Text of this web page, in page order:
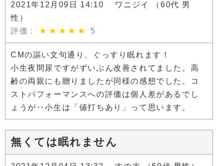
2021年12月09日 14:10 ワニジイ （60代 男
性）
評価：
5
CMの謳い文句通り、ぐっすり眠れます！
小生夜間尿ですがずいぶん改善されてました。高
齢の両親にも贈りましたが同様の感想でした。コ
ストパフォーマンスへの評価は個人差があるでし
ょうが‥小生は「値打ちあり」って思います。
無くては眠れません